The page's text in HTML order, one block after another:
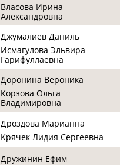
Власова Ирина
Александровна
Джумалиев Даниль
Исмагулова Эльвира
Гарифуллаевна
Доронина Вероника
Корзова Ольга
Владимировна
Дроздова Марианна
Крячек Лидия Сергеевна
Дружинин Ефим